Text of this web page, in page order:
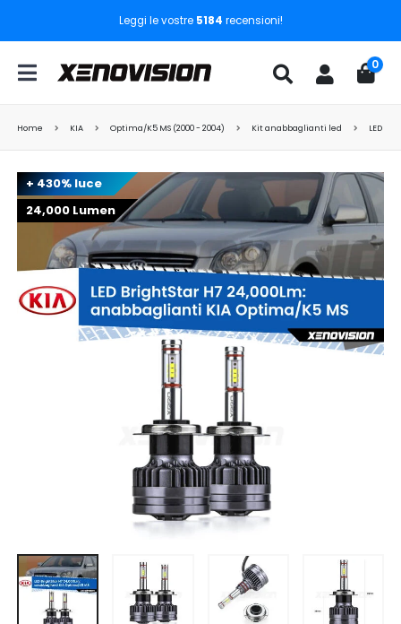
Leggi le vostre 5184 recensioni!
0
Home KIA Optima/K5 MS (2000 - 2004) Kit anabbaglianti led LED
+ 430% luce
24,000 Lumen